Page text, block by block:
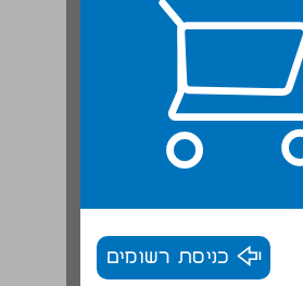
כניסת רשומים